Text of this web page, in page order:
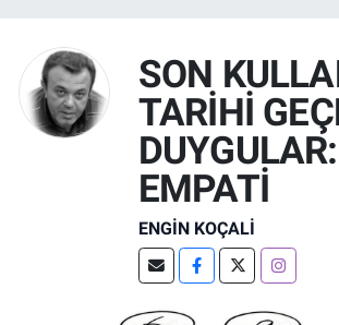
SON
TARİHİ
DUYGULAR:
EMPATİ
ENGİN KOÇALİ